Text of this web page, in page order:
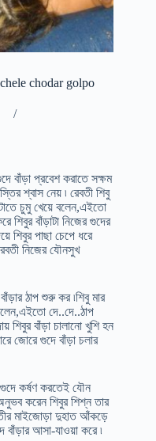
chele chodar golpo
বাঁড়া প্রবেশ করাতে সক্ষম
শ্বাস নেয় ৷ রেবতী শিবু
চুমু খেয়ে বলেন,এইতো
বাঁড়াটা নিজের গুদের
শিবুর পাছা চেপে ধরে
নিজের যৌনসুখ
ঠাপ শুরু কর ৷শিবু মার
দে..দে..ঠাপ
শিবুর বাঁড়া চালানো খুশি হন
জোরে গুদে বাঁড়া চলার
কর্ষণ করতেই যৌন
করেন শিবুর শিশ্ন তার
মাইজোড়া দুহাত আঁকড়ে
বাঁড়ার আসা-যাওয়া করে ৷